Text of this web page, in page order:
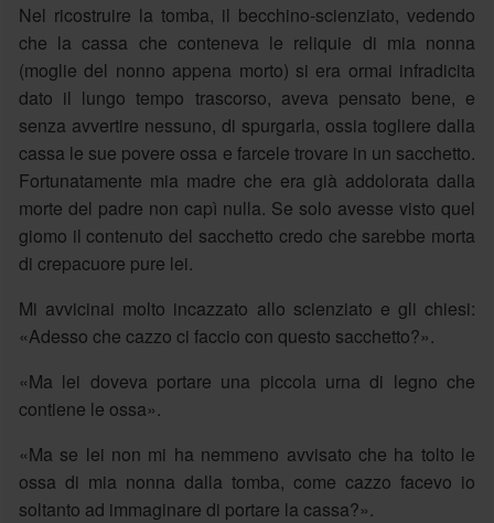
Nel ricostruire la tomba, il becchino-scienziato, vedendo
che la cassa che conteneva le reliquie di mia nonna
(moglie del nonno appena morto) si era ormai infradicita
dato il lungo tempo trascorso, aveva pensato bene, e
senza avvertire nessuno, di spurgarla, ossia togliere dalla
cassa le sue povere ossa e farcele trovare in un sacchetto.
Fortunatamente mia madre che era già addolorata dalla
morte del padre non capì nulla. Se solo avesse visto quel
giomo il contenuto del sacchetto credo che sarebbe morta
di crepacuore pure lei.
Mi avvicinai molto incazzato allo scienziato e gli chiesi:
«Adesso che cazzo ci faccio con questo sacchetto?».
«Ma lei doveva portare una piccola urna di legno che
contiene le ossa».
«Ma se lei non mi ha nemmeno avvisato che ha tolto le
ossa di mia nonna dalla tomba, come cazzo facevo io
soltanto ad immaginare di portare la cassa?».